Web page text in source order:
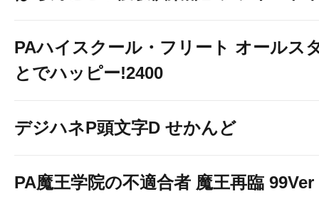
PAハイスクール・フリート オールス
とでハッピー!2400
デジハネP頭文字D せかんど
PA魔王学院の不適合者 魔王再臨 99Ver